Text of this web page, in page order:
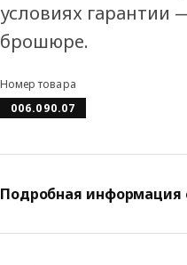
условиях гарантии
брошюре.
Номер товара
006.090.07
Подробная информация